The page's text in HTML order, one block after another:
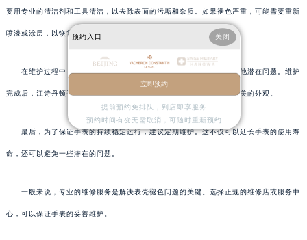
要用专业的清洁剂和工具清洁，以去除表面的污垢和杂质。如果褪色严重，可能需要重新
喷漆或涂层，以恢复表壳的外观。
在维护过程中，技术人员还将检查外壳的其他部分，以确保没有其他潜在问题。维护
完成后，江诗丹顿手表将进行严格的质量测试，以确保正常的功能和完美的外观。
最后，为了保证手表的持续稳定运行，建议定期维护。这不仅可以延长手表的使用寿
命，还可以避免一些潜在的问题。
一般来说，专业的维修服务是解决表壳褪色问题的关键。选择正规的维修店或服务中
心，可以保证手表的妥善维护。
预约入口 关闭
立即预约
提前预约免排队，到店即享服务
预约时间有变无需取消，可随时重新预约